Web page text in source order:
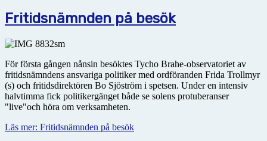
Fritidsnämnden på besök
För första gången nånsin besöktes Tycho Brahe-observatoriet av
fritidsnämndens ansvariga politiker med ordföranden Frida Trollmyr
(s) och fritidsdirektören Bo Sjöström i spetsen. Under en intensiv
halvtimma fick politikergänget både se solens protuberanser
"live"och höra om verksamheten.
Läs mer: Fritidsnämnden på besök